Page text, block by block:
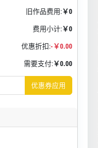
旧作品费用:￥0
费用小计:￥0
优惠折扣:-￥0.00
需要支付:￥0.00
优惠券应用